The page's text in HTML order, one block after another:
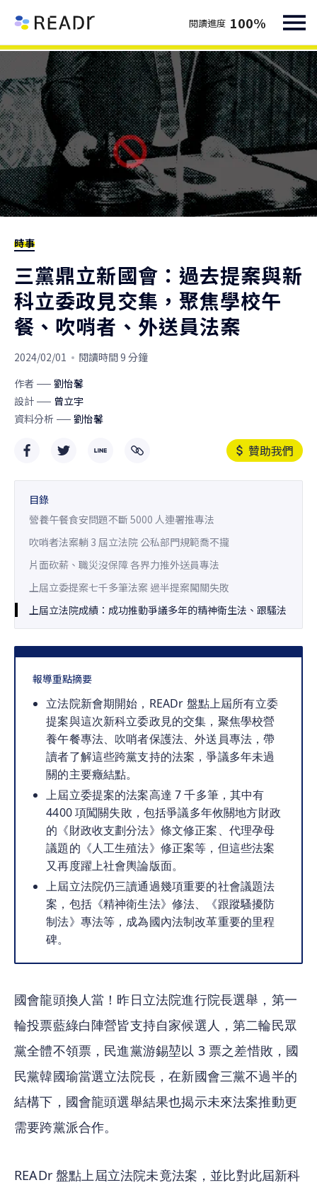
閱讀進度 100%
時事
三黨鼎立新國會：過去提案與新
科立委政見交集，聚焦學校午
餐、吹哨者、外送員法案
2024/02/01
閱讀時間 9 分鐘
作者
劉怡馨
設計
曾立宇
資料分析
劉怡馨
贊助我們
目錄
營養午餐食安問題不斷 5000 人連署推專法
吹哨者法案躺 3 屆立法院 公私部門規範喬不攏
片面砍薪、職災沒保障 各界力推外送員專法
上屆立委提案七千多筆法案 過半提案闖關失敗
上屆立法院成績：成功推動爭議多年的精神衛生法、跟騷法
報導重點摘要
立法院新會期開始，READr 盤點上屆所有立委
提案與這次新科立委政見的交集，聚焦學校營
養午餐專法、吹哨者保護法、外送員專法，帶
讀者了解這些跨黨支持的法案，爭議多年未過
關的主要癥結點。
上屆立委提案的法案高達 7 千多筆，其中有
4400 項闖關失敗，包括爭議多年攸關地方財政
的《財政收支劃分法》條文修正案、代理孕母
議題的《人工生殖法》修正案等，但這些法案
又再度躍上社會輿論版面。
上屆立法院仍三讀通過幾項重要的社會議題法
案，包括《精神衛生法》修法、《跟蹤騷擾防
制法》專法等，成為國內法制改革重要的里程
碑。
國會龍頭換人當！昨日立法院進行院長選舉，第一
輪投票藍綠白陣營皆支持自家候選人，第二輪民眾
黨全體不領票，民進黨游錫堃以 3 票之差惜敗，國
民黨韓國瑜當選立法院長，在新國會三黨不過半的
結構下，國會龍頭選舉結果也揭示未來法案推動更
需要跨黨派合作。
READr 盤點上屆立法院未竟法案，並比對此屆新科